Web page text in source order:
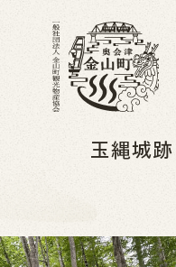
玉縄城跡